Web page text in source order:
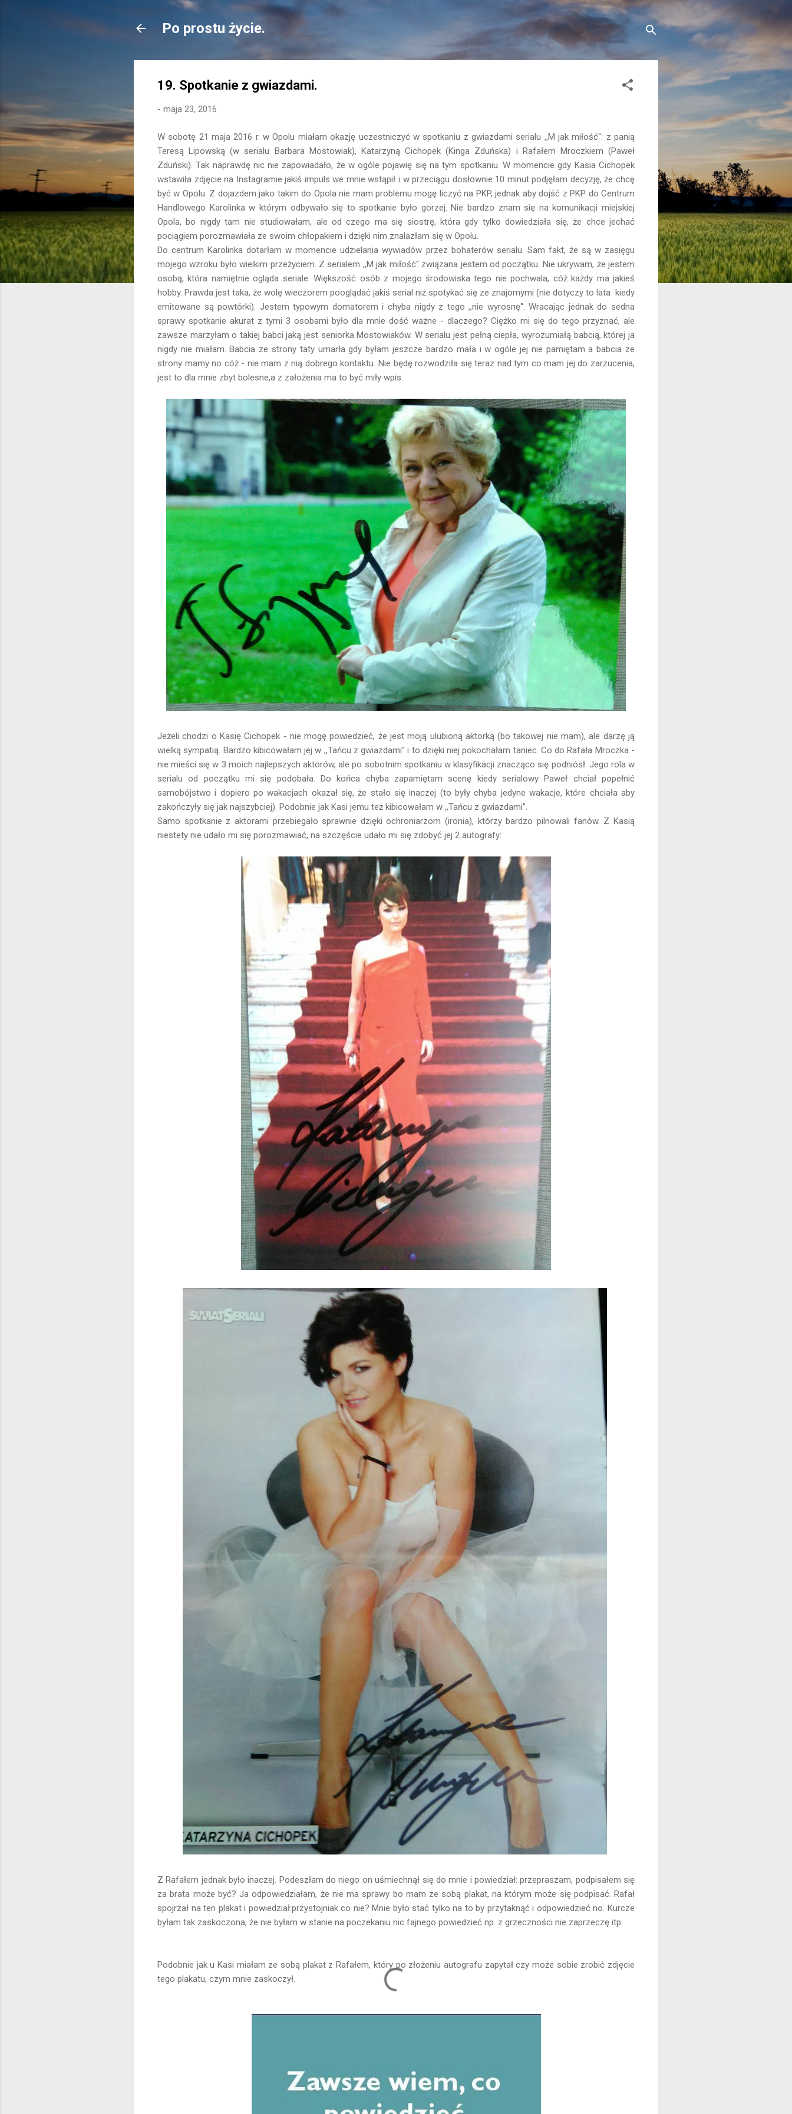
Po prostu życie.
19. Spotkanie z gwiazdami.
- maja 23, 2016
W sobotę 21 maja 2016 r. w Opolu miałam okazję uczestniczyć w spotkaniu z gwiazdami serialu ,,M jak miłość'': z panią
Teresą Lipowską (w serialu Barbara Mostowiak), Katarzyną Cichopek (Kinga Zduńska) i Rafałem Mroczkiem (Paweł
Zduński). Tak naprawdę nic nie zapowiadało, że w ogóle pojawię się na tym spotkaniu. W momencie gdy Kasia Cichopek
wstawiła zdjęcie na Instagramie jakiś impuls we mnie wstąpił i w przeciągu dosłownie 10 minut podjęłam decyzję, że chcę
być w Opolu. Z dojazdem jako takim do Opola nie mam problemu mogę liczyć na PKP, jednak aby dojść z PKP do Centrum
Handlowego Karolinka w którym odbywało się to spotkanie było gorzej. Nie bardzo znam się na komunikacji miejskiej
Opola, bo nigdy tam nie studiowałam, ale od czego ma się siostrę, która gdy tylko dowiedziała się, że chce jechać
pociągiem porozmawiała ze swoim chłopakiem i dzięki nim znalazłam się w Opolu.
Do centrum Karolinka dotarłam w momencie udzielania wywiadów przez bohaterów serialu. Sam fakt, że są w zasięgu
mojego wzroku było wielkim przeżyciem. Z serialem ,,M jak miłość'' związana jestem od początku. Nie ukrywam, że jestem
osobą, która namiętnie ogląda seriale. Większość osób z mojego środowiska tego nie pochwala, cóż każdy ma jakieś
hobby. Prawda jest taka, że wolę wieczorem pooglądać jakiś serial niż spotykać się ze znajomymi (nie dotyczy to lata kiedy
emitowane są powtórki). Jestem typowym domatorem i chyba nigdy z tego ,,nie wyrosnę''. Wracając jednak do sedna
sprawy spotkanie akurat z tymi 3 osobami było dla mnie dość ważne - dlaczego? Ciężko mi się do tego przyznać, ale
zawsze marzyłam o takiej babci jaką jest seniorka Mostowiaków. W serialu jest pełną ciepła, wyrozumiałą babcią, której ja
nigdy nie miałam. Babcia ze strony taty umarła gdy byłam jeszcze bardzo mała i w ogóle jej nie pamiętam a babcia ze
strony mamy no cóż - nie mam z nią dobrego kontaktu. Nie będę rozwodziła się teraz nad tym co mam jej do zarzucenia,
jest to dla mnie zbyt bolesne,a z założenia ma to być miły wpis.
Jeżeli chodzi o Kasię Cichopek - nie mogę powiedzieć, że jest moją ulubioną aktorką (bo takowej nie mam), ale darzę ją
wielką sympatią. Bardzo kibicowałam jej w ,,Tańcu z gwiazdami'' i to dzięki niej pokochałam taniec. Co do Rafała Mroczka -
nie mieści się w 3 moich najlepszych aktorów, ale po sobotnim spotkaniu w klasyfikacji znacząco się podniósł. Jego rola w
serialu od początku mi się podobała. Do końca chyba zapamiętam scenę kiedy serialowy Paweł chciał popełnić
samobójstwo i dopiero po wakacjach okazał się, że stało się inaczej (to były chyba jedyne wakacje, które chciała aby
zakończyły się jak najszybciej). Podobnie jak Kasi jemu też kibicowałam w ,,Tańcu z gwiazdami''.
Samo spotkanie z aktorami przebiegało sprawnie dzięki ochroniarzom (ironia), którzy bardzo pilnowali fanów. Z Kasią
niestety nie udało mi się porozmawiać, na szczęście udało mi się zdobyć jej 2 autografy:
Z Rafałem jednak było inaczej. Podeszłam do niego on uśmiechnął się do mnie i powiedział: przepraszam, podpisałem się
za brata może być? Ja odpowiedziałam, że nie ma sprawy bo mam ze sobą plakat, na którym może się podpisać. Rafał
spojrzał na ten plakat i powiedział:przystojniak co nie? Mnie było stać tylko na to by przytaknąć i odpowiedzieć no. Kurcze
byłam tak zaskoczona, że nie byłam w stanie na poczekaniu nic fajnego powiedzieć np. z grzeczności nie zaprzeczę itp.
Podobnie jak u Kasi miałam ze sobą plakat z Rafałem, który po złożeniu autografu zapytał czy może sobie zrobić zdjęcie
tego plakatu, czym mnie zaskoczył.